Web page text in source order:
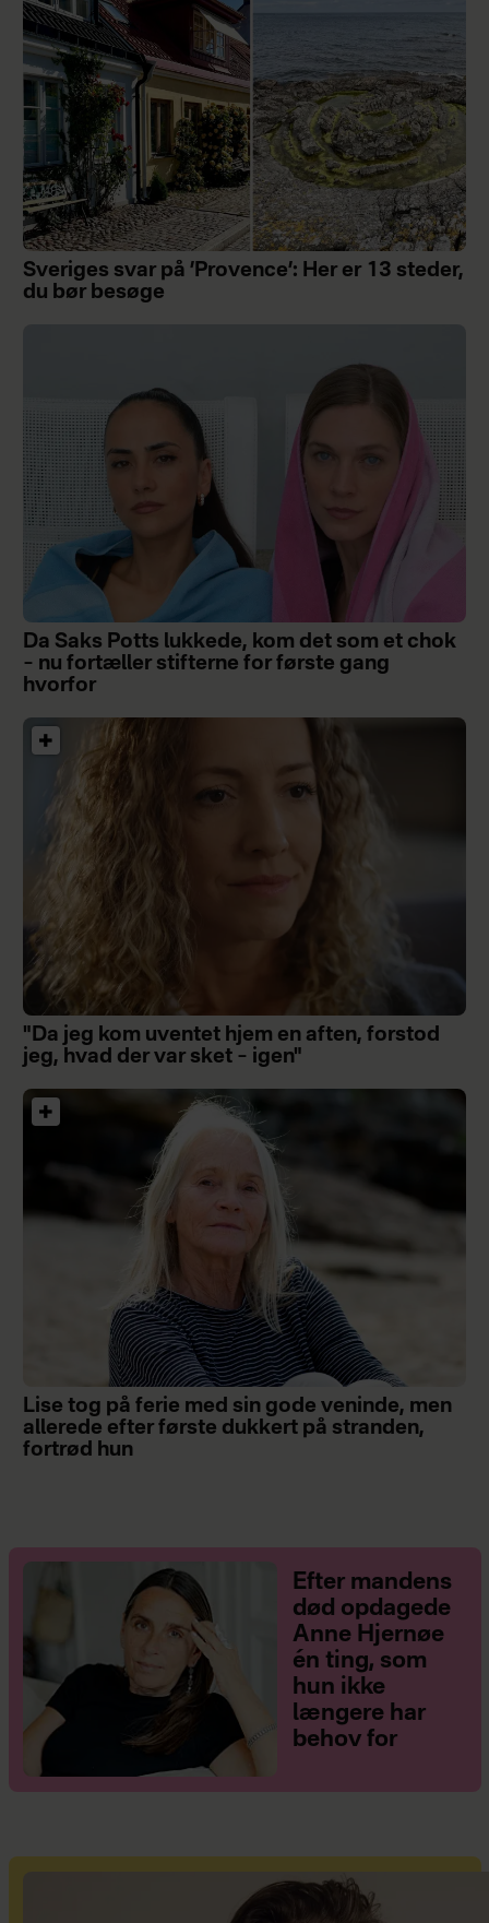
Sveriges svar på ’Provence’: Her er 13 steder,
du bør besøge
Da Saks Potts lukkede, kom det som et chok
– nu fortæller stifterne for første gang
hvorfor
"Da jeg kom uventet hjem en aften, forstod
jeg, hvad der var sket – igen"
Lise tog på ferie med sin gode veninde, men
allerede efter første dukkert på stranden,
fortrød hun
Efter mandens
død opdagede
Anne Hjernøe
én ting, som
hun ikke
længere har
behov for